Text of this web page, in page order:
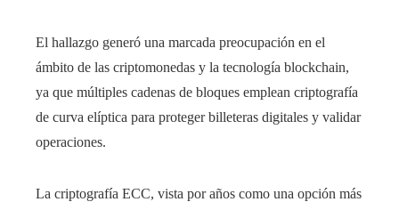
El hallazgo generó una marcada preocupación en el
ámbito de las criptomonedas y la tecnología blockchain,
ya que múltiples cadenas de bloques emplean criptografía
de curva elíptica para proteger billeteras digitales y validar
operaciones.
La criptografía ECC, vista por años como una opción más